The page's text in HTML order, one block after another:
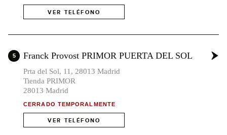
VER TELÉFONO
5 Franck Provost PRIMOR PUERTA DEL SOL
Prta del Sol, 11, 28013 Madrid
Tienda PRIMOR
28013 Madrid
CERRADO TEMPORALMENTE
VER TELÉFONO